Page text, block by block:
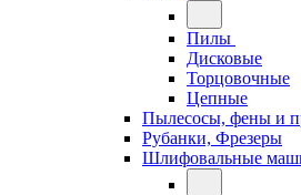
Пилы
Дисковые
Торцовочные
Цепные
Пылесосы, фены и
Рубанки, Фрезеры
Шлифовальные